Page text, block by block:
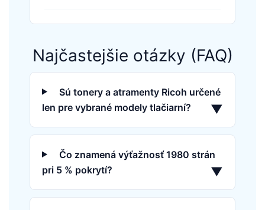
Najčastejšie otázky (FAQ)
Sú tonery a atramenty Ricoh určené
len pre vybrané modely tlačiarní?
▼
Čo znamená výťažnosť 1980 strán
pri 5 % pokrytí?
▼